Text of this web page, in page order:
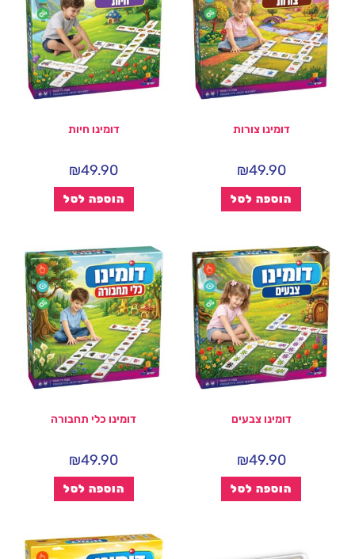
דומינו צורות
₪49.90
הוספה לסל
דומינו חיות
₪49.90
הוספה לסל
דומינו צבעים
₪49.90
הוספה לסל
דומינו כלי תחבורה
₪49.90
הוספה לסל